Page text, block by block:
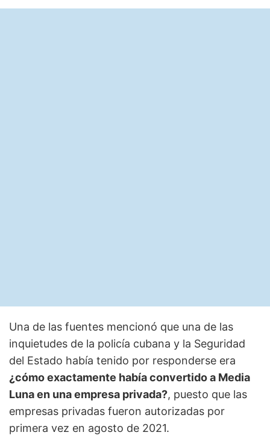
Una de las fuentes mencionó que una de las
inquietudes de la policía cubana y la Seguridad
del Estado había tenido por responderse era
¿cómo exactamente había convertido a Media
Luna en una empresa privada?, puesto que las
empresas privadas fueron autorizadas por
primera vez en agosto de 2021.